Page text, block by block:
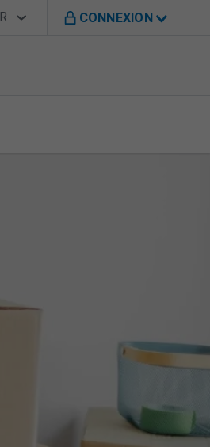
sur le site de B M O au Canada
de langueCONNEXION